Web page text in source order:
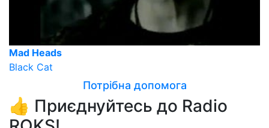
Mad Heads
Black Cat
Потрібна допомога
👍 Приєднуйтесь до Radio